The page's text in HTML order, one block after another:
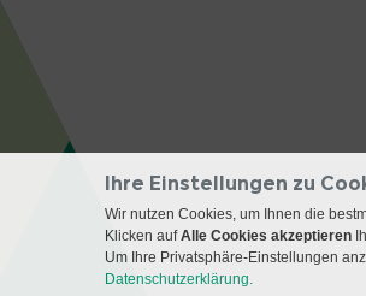
Ihre Einstellungen zu
Wir nutzen Cookies, um Ihnen die
Klicken aufAlle Cookies akzeptieren
Um Ihre Privatsphäre-Einstellungen
Datenschutzerklärung.